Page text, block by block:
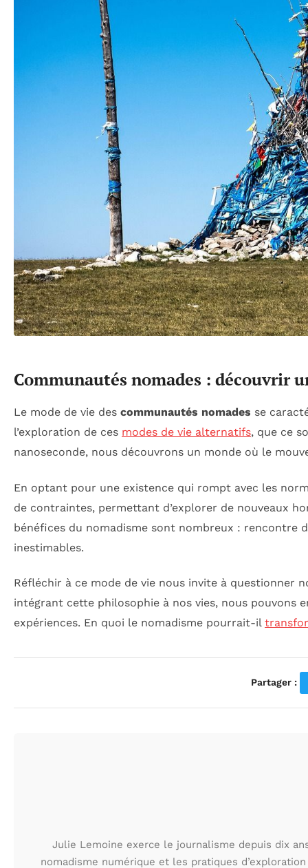
Communautés nomades : découvrir
Le mode de vie des communautés nomades se
l’exploration de ces modes de vie alternatifs, que ce
nanoseconde, nous découvrons un monde où le
En optant pour une existence qui rompt avec les
de contraintes, permettant d’explorer de nouveaux
bénéfices du nomadisme sont nombreux : rencontre
inestimables.
Réfléchir à ce mode de vie nous invite à questionner
intégrant cette philosophie à nos vies, nous pouvons
expériences. En quoi le nomadisme pourrait-il
Partager :
Julie Lemoine exerce le journalisme depuis dix
nomadisme numérique et les pratiques